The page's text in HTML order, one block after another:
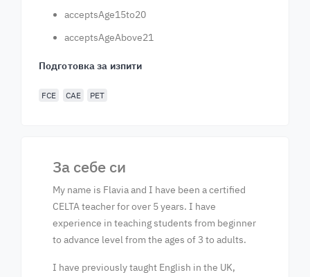
acceptsAge15to20
acceptsAgeAbove21
Подготовка за изпити
FCE CAE PET
За себе си
My name is Flavia and I have been a certified
CELTA teacher for over 5 years. I have
experience in teaching students from beginner
to advance level from the ages of 3 to adults.
I have previously taught English in the UK,